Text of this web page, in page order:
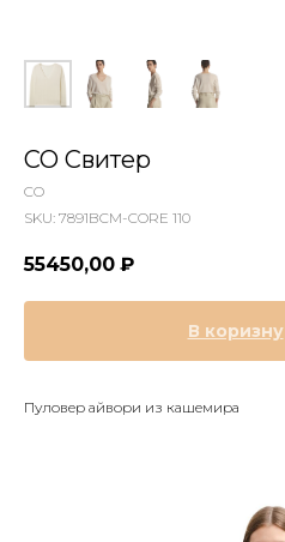
CO Свитер
CO
SKU: 7891BCM-CORE 110
55450,00 ₽
В коризну
Пуловер айвори из кашемира